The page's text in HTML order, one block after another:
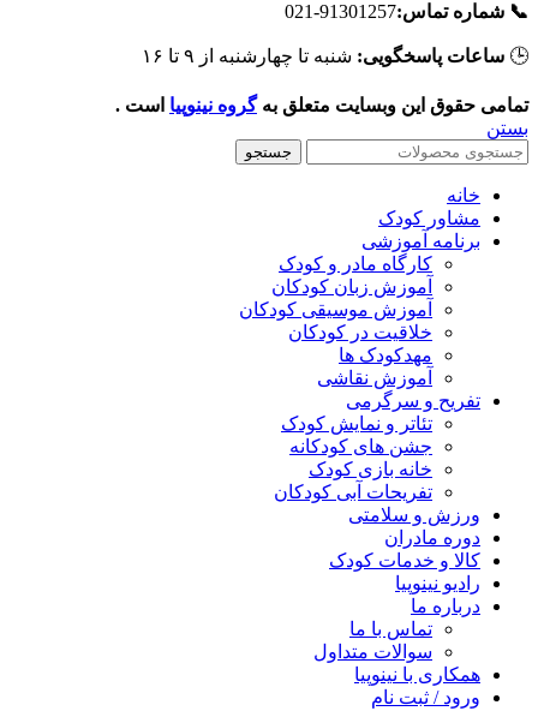
شماره تماس: 91301257-021
ساعات پاسخگویی: شنبه تا چهارشنبه از ۹ تا ۱۶
حقوق این وبسایت متعلق بهگروه نینوپیااست .
جستجو
خانه
مشاور کودک
برنامه آموزشی
کارگاه مادر و کودک
آموزش زبان کودکان
آموزش موسیقی کودکان
خلاقیت در کودکان
مهد‌کودک ها
آموزش نقاشی
تفریح و سرگرمی
تئاتر و نمایش کودک
جشن های کودکانه
خانه بازی کودک
تفریحات آبی کودکان
ورزش و سلامتی
دوره مادران
کالا و خدمات کودک
رادیو نینوپیا
درباره ما
تماس با ما
سوالات متداول
همکاری با نینوپیا
ورود / ثبت نام